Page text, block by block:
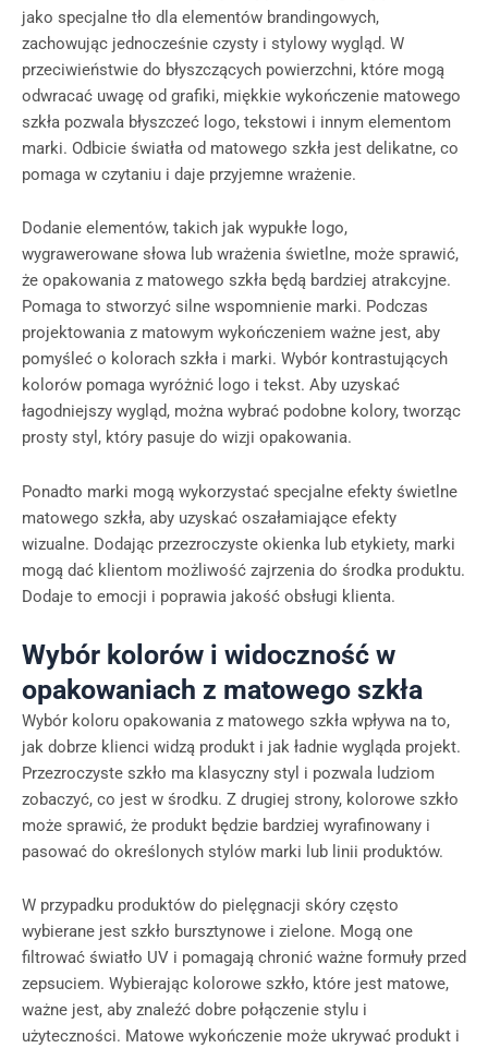
jako specjalne tło dla elementów brandingowych,
zachowując jednocześnie czysty i stylowy wygląd. W
przeciwieństwie do błyszczących powierzchni, które mogą
odwracać uwagę od grafiki, miękkie wykończenie matowego
szkła pozwala błyszczeć logo, tekstowi i innym elementom
marki. Odbicie światła od matowego szkła jest delikatne, co
pomaga w czytaniu i daje przyjemne wrażenie.
Dodanie elementów, takich jak wypukłe logo,
wygrawerowane słowa lub wrażenia świetlne, może sprawić,
że opakowania z matowego szkła będą bardziej atrakcyjne.
Pomaga to stworzyć silne wspomnienie marki. Podczas
projektowania z matowym wykończeniem ważne jest, aby
pomyśleć o kolorach szkła i marki. Wybór kontrastujących
kolorów pomaga wyróżnić logo i tekst. Aby uzyskać
łagodniejszy wygląd, można wybrać podobne kolory, tworząc
prosty styl, który pasuje do wizji opakowania.
Ponadto marki mogą wykorzystać specjalne efekty świetlne
matowego szkła, aby uzyskać oszałamiające efekty
wizualne. Dodając przezroczyste okienka lub etykiety, marki
mogą dać klientom możliwość zajrzenia do środka produktu.
Dodaje to emocji i poprawia jakość obsługi klienta.
Wybór kolorów i widoczność w
opakowaniach z matowego szkła
Wybór koloru opakowania z matowego szkła wpływa na to,
jak dobrze klienci widzą produkt i jak ładnie wygląda projekt.
Przezroczyste szkło ma klasyczny styl i pozwala ludziom
zobaczyć, co jest w środku. Z drugiej strony, kolorowe szkło
może sprawić, że produkt będzie bardziej wyrafinowany i
pasować do określonych stylów marki lub linii produktów.
W przypadku produktów do pielęgnacji skóry często
wybierane jest szkło bursztynowe i zielone. Mogą one
filtrować światło UV i pomagają chronić ważne formuły przed
zepsuciem. Wybierając kolorowe szkło, które jest matowe,
ważne jest, aby znaleźć dobre połączenie stylu i
użyteczności. Matowe wykończenie może ukrywać produkt i